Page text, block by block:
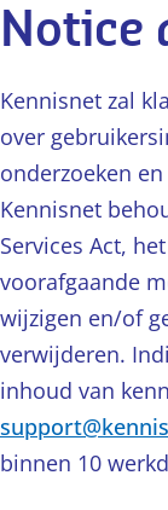
Notice
Kennisnet zal
over
onderzoeken
Kennisnet
Services Act,
voorafgaande
wijzigen en/of
verwijderen.
inhoud van
binnen 10